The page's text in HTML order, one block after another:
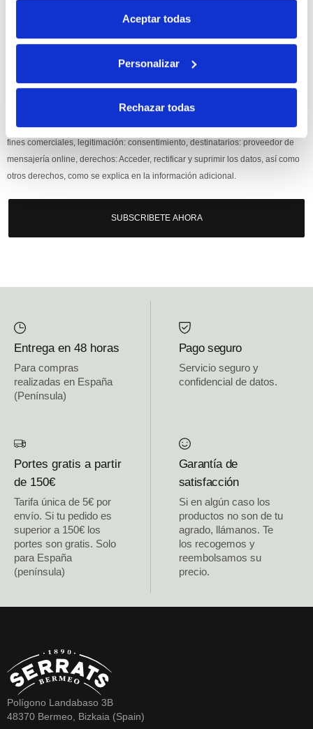
Aceptar todas
Personalizar
Rechazar todas
Responsable: HIJOS DE JOSÉ SERRATS S.A. Finalidad: tratamientos con
fines comerciales, legitimación: consentimiento, destinatarios: proveedor de
mensajería online, derechos: Acceder, rectificar y suprimir los datos, así como
otros derechos, como se explica en la información adicional.
SUBSCRIBETE AHORA
Entrega en 48 horas
Para compras
realizadas en España
(Península)
Pago seguro
Servicio seguro y
confidencial de datos.
Portes gratis a partir
de 150€
Tarifa única de 5€ por
envío. Si tu pedido es
superior a 150€ los
portes son gratis. Solo
para España
(península)
Garantía de
satisfacción
Si en algún caso los
productos no son de tu
agrado, llámanos. Te
los recogemos y
reembolsamos su
precio.
Polígono Landabaso 3B
48370 Bermeo, Bizkaia (Spain)